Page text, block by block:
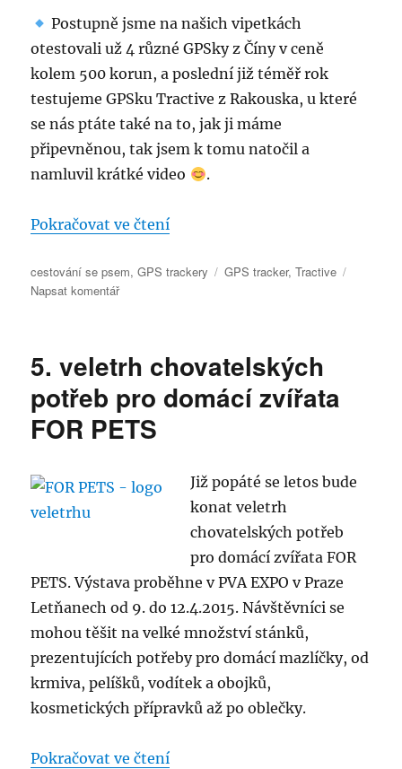
Postupně jsme na našich vipetkách
otestovali už 4 různé GPSky z Číny v ceně
kolem 500 korun, a poslední již téměř rok
testujeme GPSku Tractive z Rakouska, u které
se nás ptáte také na to, jak ji máme
připevněnou, tak jsem k tomu natočil a
namluvil krátké video
.
Pokračovat ve čtení„Pro šťastné návraty domů –
Rubriky:
cestování se psem,GPS trackery Štítky:
GPS tracker,Tractive
Napsat komentářpro
Pro
návraty
domů
–
tracker
Tractive
–
kód
na
slevu
v
komentáři
5. veletrh chovatelských
potřeb pro domácí zvířata
FOR PETS
Již popáté se letos bude
konat veletrh
chovatelských potřeb
pro domácí zvířata FOR
PETS. Výstava proběhne v PVA EXPO v Praze
Letňanech od 9. do 12.4.2015. Návštěvníci se
mohou těšit na velké množství stánků,
prezentujících potřeby pro domácí mazlíčky, od
krmiva, pelíšků, vodítek a obojků,
kosmetických přípravků až po oblečky.
Pokračovat ve čtení„5. veletrh chovatelských